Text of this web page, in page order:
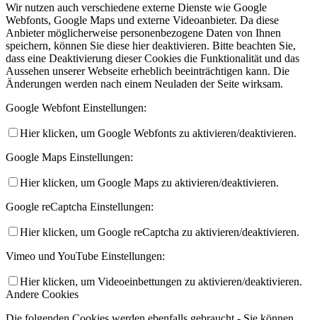
Wir nutzen auch verschiedene externe Dienste wie Google
Webfonts, Google Maps und externe Videoanbieter. Da diese
Anbieter möglicherweise personenbezogene Daten von Ihnen
speichern, können Sie diese hier deaktivieren. Bitte beachten Sie,
dass eine Deaktivierung dieser Cookies die Funktionalität und das
Aussehen unserer Webseite erheblich beeinträchtigen kann. Die
Änderungen werden nach einem Neuladen der Seite wirksam.
Google Webfont Einstellungen:
Hier klicken, um Google Webfonts zu aktivieren/deaktivieren.
Google Maps Einstellungen:
Hier klicken, um Google Maps zu aktivieren/deaktivieren.
Google reCaptcha Einstellungen:
Hier klicken, um Google reCaptcha zu aktivieren/deaktivieren.
Vimeo und YouTube Einstellungen:
Hier klicken, um Videoeinbettungen zu aktivieren/deaktivieren.
Andere Cookies